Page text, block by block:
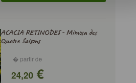
ACACIA RETINODES - Mimosa des
Quatre-Saisons
� partir de
24,20€